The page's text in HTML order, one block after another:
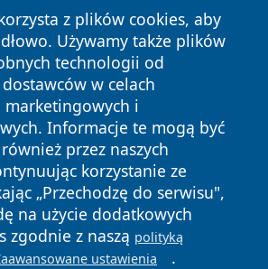
350 zł 550 zł
650 zł 800 zł
800 zł
400 zł 550 zł
500 zł 700 zł
400 zł 550 zł
400 zł
z plików cookies, aby
Używamy także plików
technologii od
w celach
marketingowych i
Informacje te mogą być
przez naszych
korzystanie ze
„Przechodzę do serwisu",
na użycie dodatkowych
zgodnie z naszą polityką
ustawienia .